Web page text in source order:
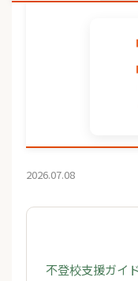
2026.07.08
不登校支援ガイ